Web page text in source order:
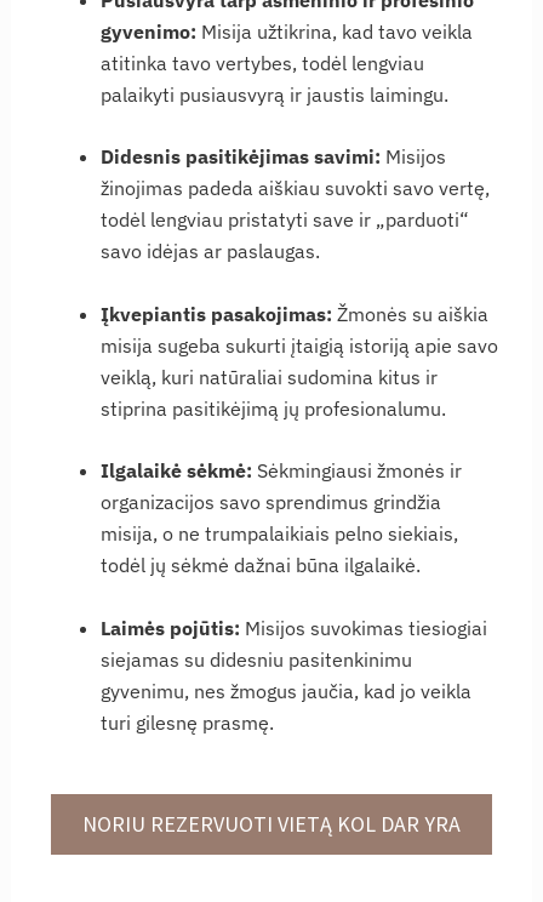
gyvenimo: Misija užtikrina, kad tavo veikla
atitinka tavo vertybes, todėl lengviau
palaikyti pusiausvyrą ir jaustis laimingu.
Didesnis pasitikėjimas savimi: Misijos
žinojimas padeda aiškiau suvokti savo vertę,
todėl lengviau pristatyti save ir „parduoti“
savo idėjas ar paslaugas.
Įkvepiantis pasakojimas: Žmonės su aiškia
misija sugeba sukurti įtaigią istoriją apie savo
veiklą, kuri natūraliai sudomina kitus ir
stiprina pasitikėjimą jų profesionalumu.
Ilgalaikė sėkmė: Sėkmingiausi žmonės ir
organizacijos savo sprendimus grindžia
misija, o ne trumpalaikiais pelno siekiais,
todėl jų sėkmė dažnai būna ilgalaikė.
Laimės pojūtis: Misijos suvokimas tiesiogiai
siejamas su didesniu pasitenkinimu
gyvenimu, nes žmogus jaučia, kad jo veikla
turi gilesnę prasmę.
NORIU REZERVUOTI VIETĄ KOL DAR YRA